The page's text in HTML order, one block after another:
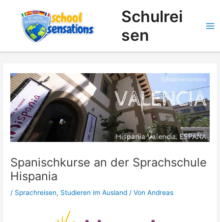
springen
Schulrei
sen
Spanischkurse an der Sprachschule
Hispania
/ Sprachreisen, Studieren im Ausland / VonAndreas